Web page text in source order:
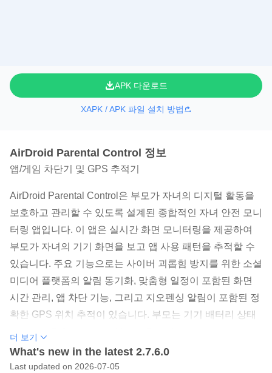
APK 다운로드
XAPK / APK 파일 설치 방법
AirDroid Parental Control 정보
앱/게임 차단기 및 GPS 추적기
AirDroid Parental Control은 부모가 자녀의 디지털 활동을
보호하고 관리할 수 있도록 설계된 종합적인 자녀 안전 모니
터링 앱입니다. 이 앱은 실시간 화면 모니터링을 제공하여
부모가 자녀의 기기 화면을 보고 앱 사용 패턴을 추적할 수
있습니다. 주요 기능으로는 사이버 괴롭힘 방지를 위한 소셜
미디어 플랫폼의 알림 동기화, 맞춤형 일정이 포함된 화면
시간 관리, 앱 차단 기능, 그리고 지오펜싱 알림이 포함된 정
확한 GPS 위치 추적이 있습니다. 부모는 기기 배터리 상태
를 모니터링하고 배터리 부족 알림을 받을 수 있습니다. 이
앱은 하나의 유료 계정으로 최대 10개의 기기를 지원하며,
프리미엄 기능을 3일 동안 무료로 체험할 수 있습니다. 사용
더 보기
What's new in the latest 2.7.6.0
Last updated on 2026-07-05